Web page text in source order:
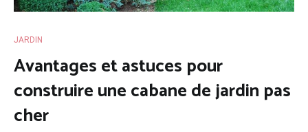
JARDIN
Avantages et astuces pour
construire une cabane de jardin pas
cher